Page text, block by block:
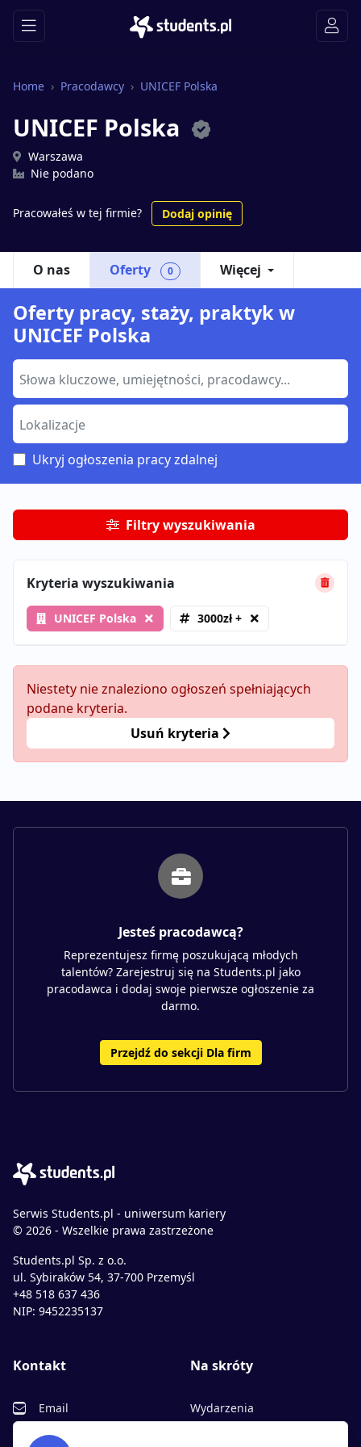
Home Pracodawcy UNICEF Polska
UNICEF Polska
Warszawa
Nie podano
Pracowałeś w tej firmie? Dodaj opinię
O nas Oferty 0 Więcej
Oferty pracy, staży, praktyk w
UNICEF Polska
Ukryj ogłoszenia pracy zdalnej
Filtry wyszukiwania
Kryteria wyszukiwania
UNICEF Polska 3000zł +
Niestety nie znaleziono ogłoszeń spełniających
podane kryteria.
Usuń kryteria
Jesteś pracodawcą?
Reprezentujesz firmę poszukującą młodych
talentów? Zarejestruj się na Students.pl jako
pracodawca i dodaj swoje pierwsze ogłoszenie za
darmo.
Przejdź do sekcji Dla firm
Serwis Students.pl - uniwersum kariery
© 2026 - Wszelkie prawa zastrzeżone
Students.pl Sp. z o.o.
ul. Sybiraków 54, 37-700 Przemyśl
+48 518 637 436
NIP: 9452235137
Kontakt
Email
Facebook
Na skróty
Wydarzenia